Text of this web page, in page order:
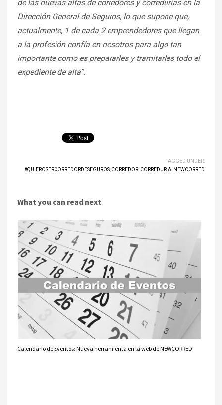
de las nuevas altas de corredores y corredurías en la
Dirección General de Seguros, lo que supone que,
actualmente, 1 de cada 2 emprendedores que llegan
a la profesión confía en nosotros para algo tan
importante como es prepararles y tramitarles todo el
expediente de alta”.
TAGGED UNDER:
#QUIEROSERCORREDORDESEGUROS, CORREDOR, CORREDURIA, NEWCORRED
What you can read next
Calendario de Eventos: Nueva herramienta en la web de NEWCORRED